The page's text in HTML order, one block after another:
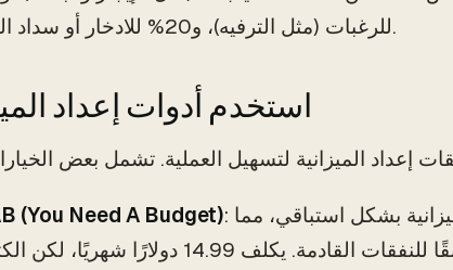
للرغبات (مثل الترفيه)، و20% للادخار أو سداد الديون.
2. استخدم أدوات إعداد
(You Need A Budget): هذا التطبيق رائع لإعداد الميزانية بشكل استباقي، مما
يسمح لك بالتخطيط مسبقًا للنفقات القادمة. يكلف 14.99 دولارًا